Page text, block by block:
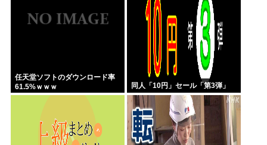
任天堂ソフトのダウンロード率
61.5%ｗｗｗ
同人「10円」セール「第3弾」